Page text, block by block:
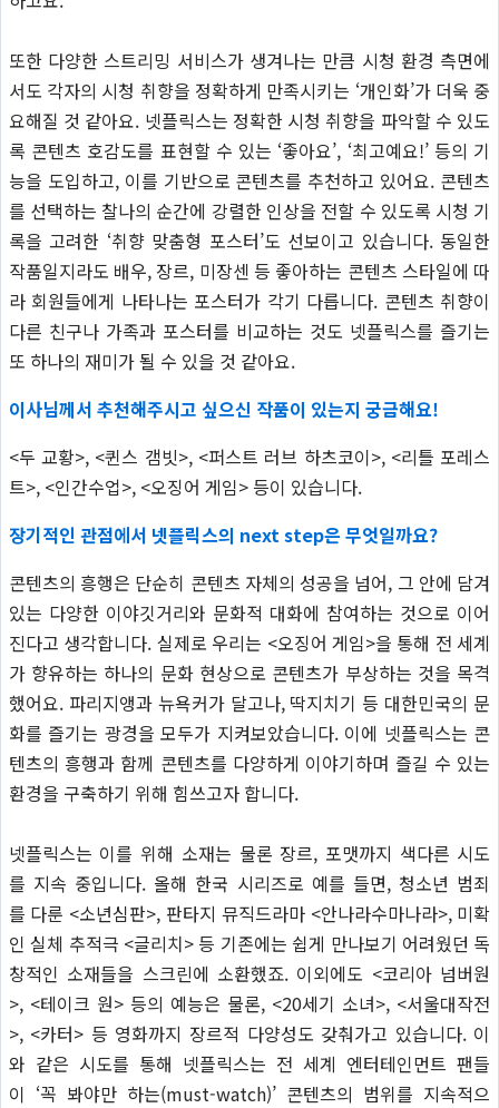
또한 다양한 스트리밍 서비스가 생겨나는 만큼 시청 환경 측면에
서도 각자의 시청 취향을 정확하게 만족시키는 ‘개인화’가 더욱 중
요해질 것 같아요. 넷플릭스는 정확한 시청 취향을 파악할 수 있도
록 콘텐츠 호감도를 표현할 수 있는 ‘좋아요’, ‘최고예요!’ 등의 기
능을 도입하고, 이를 기반으로 콘텐츠를 추천하고 있어요. 콘텐츠
를 선택하는 찰나의 순간에 강렬한 인상을 전할 수 있도록 시청 기
록을 고려한 ‘취향 맞춤형 포스터’도 선보이고 있습니다. 동일한
작품일지라도 배우, 장르, 미장센 등 좋아하는 콘텐츠 스타일에 따
라 회원들에게 나타나는 포스터가 각기 다릅니다. 콘텐츠 취향이
다른 친구나 가족과 포스터를 비교하는 것도 넷플릭스를 즐기는
또 하나의 재미가 될 수 있을 것 같아요.
이사님께서 추천해주시고 싶으신 작품이 있는지 궁금해요!
<두 교황>, <퀸스 갬빗>, <퍼스트 러브 하츠코이>, <리틀 포레스
트>, <인간수업>, <오징어 게임> 등이 있습니다.
장기적인 관점에서 넷플릭스의 next step은 무엇일까요?
콘텐츠의 흥행은 단순히 콘텐츠 자체의 성공을 넘어, 그 안에 담겨
있는 다양한 이야깃거리와 문화적 대화에 참여하는 것으로 이어
진다고 생각합니다. 실제로 우리는 <오징어 게임>을 통해 전 세계
가 향유하는 하나의 문화 현상으로 콘텐츠가 부상하는 것을 목격
했어요. 파리지앵과 뉴욕커가 달고나, 딱지치기 등 대한민국의 문
화를 즐기는 광경을 모두가 지켜보았습니다. 이에 넷플릭스는 콘
텐츠의 흥행과 함께 콘텐츠를 다양하게 이야기하며 즐길 수 있는
환경을 구축하기 위해 힘쓰고자 합니다.
넷플릭스는 이를 위해 소재는 물론 장르, 포맷까지 색다른 시도
를 지속 중입니다. 올해 한국 시리즈로 예를 들면, 청소년 범죄
를 다룬 <소년심판>, 판타지 뮤직드라마 <안나라수마나라>, 미확
인 실체 추적극 <글리치> 등 기존에는 쉽게 만나보기 어려웠던 독
창적인 소재들을 스크린에 소환했죠. 이외에도 <코리아 넘버원
>, <테이크 원> 등의 예능은 물론, <20세기 소녀>, <서울대작전
>, <카터> 등 영화까지 장르적 다양성도 갖춰가고 있습니다. 이
와 같은 시도를 통해 넷플릭스는 전 세계 엔터테인먼트 팬들
이 ‘꼭 봐야만 하는(must-watch)’ 콘텐츠의 범위를 지속적으